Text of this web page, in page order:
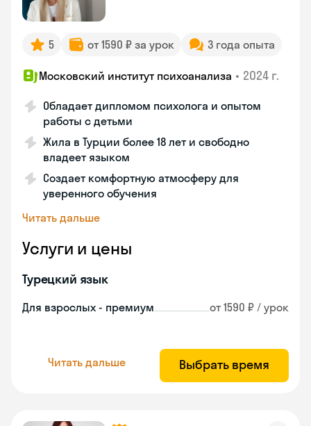
5 от 1590 ₽ за урок 3 года опыта
Московский институт психоанализа • 2024 г.
Обладает дипломом психолога и опытом
работы с детьми
Жила в Турции более 18 лет и свободно
владеет языком
Создает комфортную атмосферу для
уверенного обучения
Читать дальше
Услуги и цены
Турецкий язык
Для взрослых - премиум от 1590 ₽ / урок
Читать дальше Выбрать время